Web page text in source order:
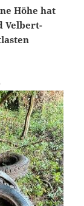
Höhe hat
Velbert-